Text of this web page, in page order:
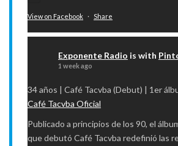
View on Facebook · Share
Exponente Radio is with
1 week ago
34 años | Café Tacvba (Debut) | 1er
Café Tacvba Oficial
Publicado a principios de los 90, el
que debutó Café Tacvba redefinió las